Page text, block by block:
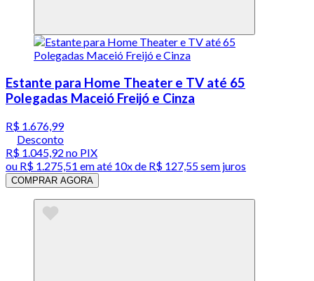
Estante para Home Theater e TV até 65
Polegadas Maceió Freijó e Cinza
R$ 1.676,99
Desconto
R$ 1.045,92 no PIX
ou R$ 1.275,51 em até 10x de R$ 127,55 sem juros
COMPRAR AGORA